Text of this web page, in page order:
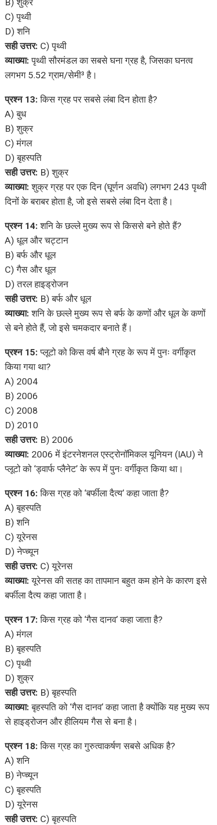
C) पृथ्वी
D) शनि
सही उत्तर: C) पृथ्वी
व्याख्या: पृथ्वी सौरमंडल का सबसे घना ग्रह है, जिसका घनत्व
लगभग 5.52 ग्राम/सेमी³ है।
प्रश्न 13: किस ग्रह पर सबसे लंबा दिन होता है?
A) बुध
B) शुक्र
C) मंगल
D) बृहस्पति
सही उत्तर: B) शुक्र
व्याख्या: शुक्र ग्रह पर एक दिन (घूर्णन अवधि) लगभग 243 पृथ्वी
दिनों के बराबर होता है, जो इसे सबसे लंबा दिन देता है।
प्रश्न 14: शनि के छल्ले मुख्य रूप से किससे बने होते हैं?
A) धूल और चट्टान
B) बर्फ और धूल
C) गैस और धूल
D) तरल हाइड्रोजन
सही उत्तर: B) बर्फ और धूल
व्याख्या: शनि के छल्ले मुख्य रूप से बर्फ के कणों और धूल के कणों
से बने होते हैं, जो इसे चमकदार बनाते हैं।
प्रश्न 15: प्लूटो को किस वर्ष बौने ग्रह के रूप में पुनः वर्गीकृत
किया गया था?
A) 2004
B) 2006
C) 2008
D) 2010
सही उत्तर: B) 2006
व्याख्या: 2006 में इंटरनेशनल एस्ट्रोनॉमिकल यूनियन (IAU) ने
प्लूटो को ‘ड्वार्फ प्लैनेट’ के रूप में पुनः वर्गीकृत किया था।
प्रश्न 16: किस ग्रह को ‘बर्फीला दैत्य’ कहा जाता है?
A) बृहस्पति
B) शनि
C) यूरेनस
D) नेप्च्यून
सही उत्तर: C) यूरेनस
व्याख्या: यूरेनस की सतह का तापमान बहुत कम होने के कारण इसे
बर्फीला दैत्य कहा जाता है।
प्रश्न 17: किस ग्रह को ‘गैस दानव’ कहा जाता है?
A) मंगल
B) बृहस्पति
C) पृथ्वी
D) शुक्र
सही उत्तर: B) बृहस्पति
व्याख्या: बृहस्पति को ‘गैस दानव’ कहा जाता है क्योंकि यह मुख्य रूप
से हाइड्रोजन और हीलियम गैस से बना है।
प्रश्न 18: किस ग्रह का गुरुत्वाकर्षण सबसे अधिक है?
A) शनि
B) नेप्च्यून
C) बृहस्पति
D) यूरेनस
सही उत्तर: C) बृहस्पति